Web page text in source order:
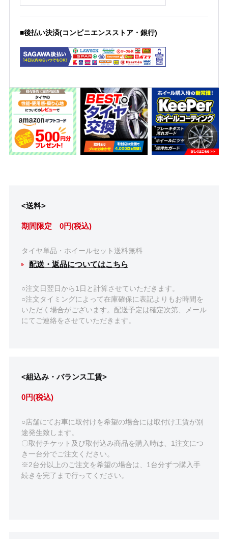
■後払い決済(コンビニエンスストア・銀行)
<送料>
期間限定 0円(税込)
タイヤ単品・ホイールセット送料無料
配送・返品についてはこちら
○注文日翌日から1日と計算させていただきます。
○注文タイミングによって在庫確保に表記よりもお時間を
いただく場合がございます。配送予定は確定次第、メール
にてご連絡をさせていただきます。
<組込み・バランス工賃>
0円(税込)
○店舗にてお車に取付けを希望の場合には取付け工賃が別
途発生致します。
〇取付チケット及び取付込み商品を購入時は、1注文につ
き一台分でご注文ください。
※2台分以上のご注文を希望の場合は、1台分ずつ購入手
続きを完了まで行ってください。